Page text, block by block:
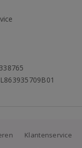
Klantenservice